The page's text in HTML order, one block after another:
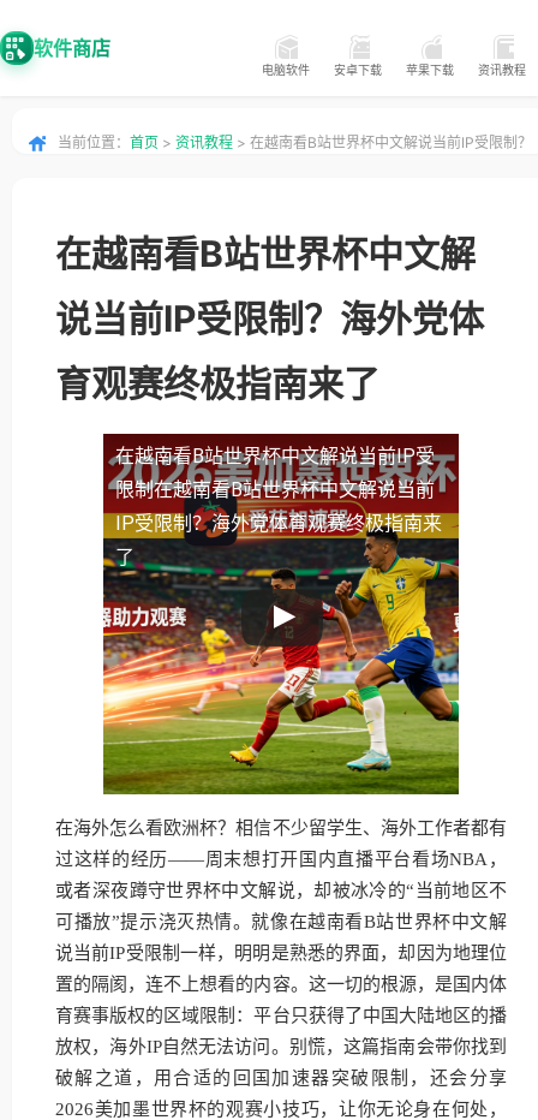
软件商店
电脑软件 安卓下载 苹果下载 资讯教程
当前位置： 首页 > 资讯教程 > 在越南看B站世界杯中文解说当前IP受限制？
在越南看B站世界杯中文解
说当前IP受限制？海外党体
育观赛终极指南来了
在越南看B站世界杯中文解说当前IP受
限制在越南看B站世界杯中文解说当前
IP受限制？海外党体育观赛终极指南来
了
在海外怎么看欧洲杯？相信不少留学生、海外工作者都有
过这样的经历——周末想打开国内直播平台看场NBA，
或者深夜蹲守世界杯中文解说，却被冰冷的“当前地区不
可播放”提示浇灭热情。就像在越南看B站世界杯中文解
说当前IP受限制一样，明明是熟悉的界面，却因为地理位
置的隔阂，连不上想看的内容。这一切的根源，是国内体
育赛事版权的区域限制：平台只获得了中国大陆地区的播
放权，海外IP自然无法访问。别慌，这篇指南会带你找到
破解之道，用合适的回国加速器突破限制，还会分享
2026美加墨世界杯的观赛小技巧，让你无论身在何处，